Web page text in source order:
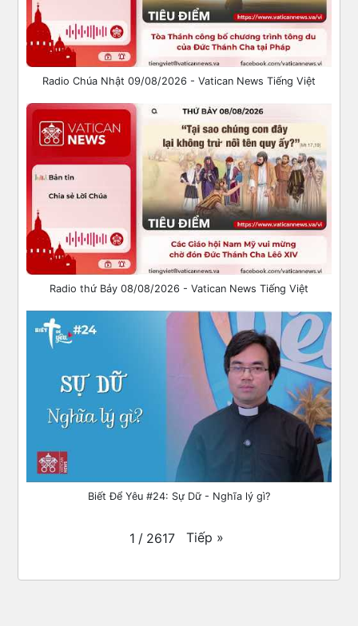
Radio Chúa Nhật 09/08/2026 - Vatican News Tiếng Việt
Radio thứ Bảy 08/08/2026 - Vatican News Tiếng Việt
Biết Để Yêu #24: Sự Dữ - Nghĩa lý gì?
1 / 2617 Tiếp »